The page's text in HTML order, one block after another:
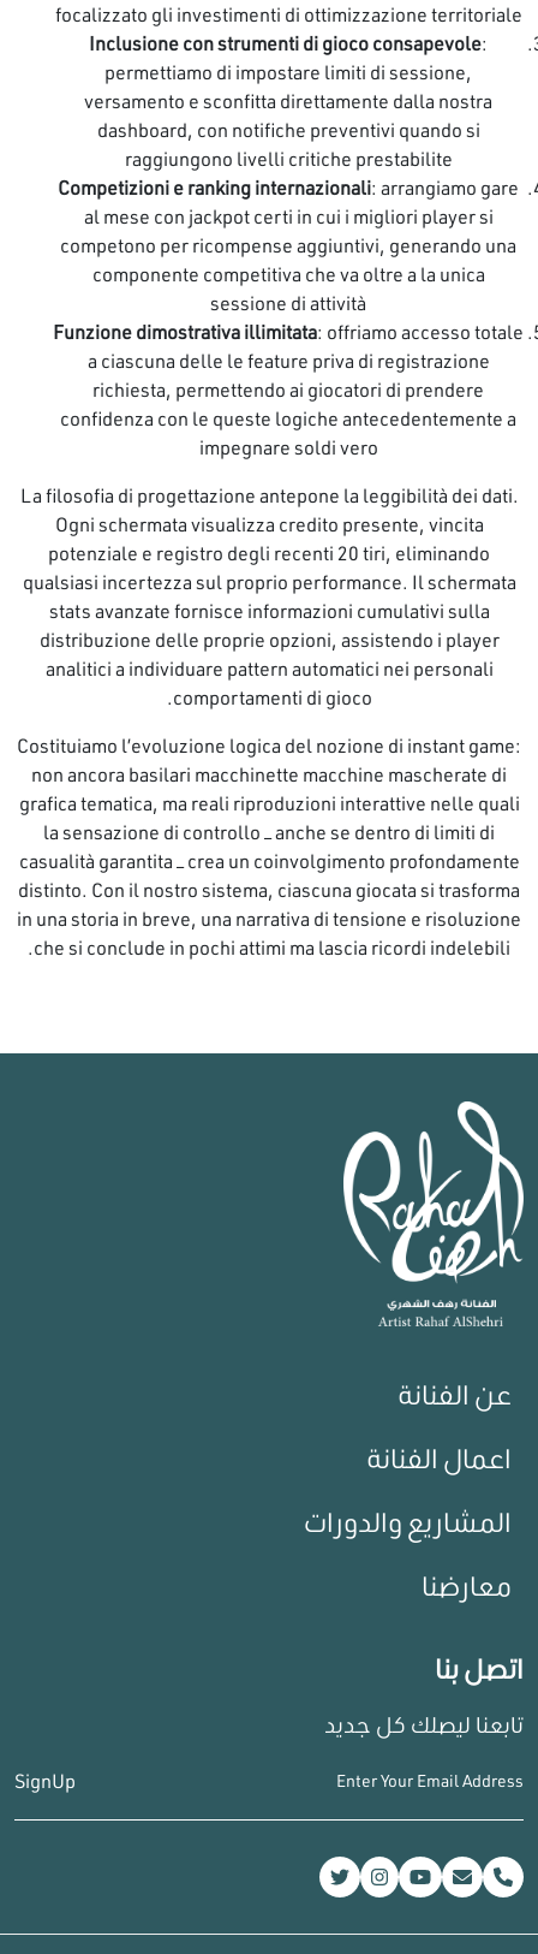
focalizzato gli investimenti di ottimizzazione territoriale
Inclusione con strumenti di gioco consapevole:
permettiamo di impostare limiti di sessione,
versamento e sconfitta direttamente dalla nostra
dashboard, con notifiche preventivi quando si
raggiungono livelli critiche prestabilite
Competizioni e ranking internazionali: arrangiamo gare
al mese con jackpot certi in cui i migliori player si
competono per ricompense aggiuntivi, generando una
componente competitiva che va oltre a la unica
sessione di attività
Funzione dimostrativa illimitata: offriamo accesso totale
a ciascuna delle le feature priva di registrazione
richiesta, permettendo ai giocatori di prendere
confidenza con le queste logiche antecedentemente a
impegnare soldi vero
La filosofia di progettazione antepone la leggibilità dei dati.
Ogni schermata visualizza credito presente, vincita
potenziale e registro degli recenti 20 tiri, eliminando
qualsiasi incertezza sul proprio performance. Il schermata
stats avanzate fornisce informazioni cumulativi sulla
distribuzione delle proprie opzioni, assistendo i player
analitici a individuare pattern automatici nei personali
comportamenti di gioco.
Costituiamo l’evoluzione logica del nozione di instant game:
non ancora basilari macchinette macchine mascherate di
grafica tematica, ma reali riproduzioni interattive nelle quali
la sensazione di controllo – anche se dentro di limiti di
casualità garantita – crea un coinvolgimento profondamente
distinto. Con il nostro sistema, ciascuna giocata si trasforma
in una storia in breve, una narrativa di tensione e risoluzione
che si conclude in pochi attimi ma lascia ricordi indelebili.
عن الفنانة
اعمال الفنانة
المشاريع والدورات
معارضنا
اتصل بنا
تابعنا ليصلك كل جديد